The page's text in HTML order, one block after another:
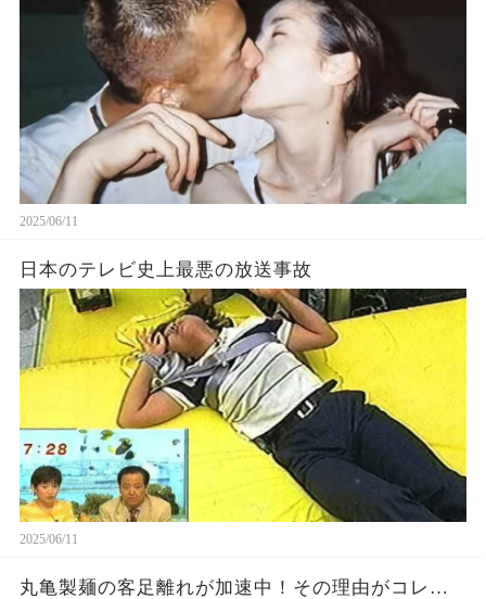
2025/06/11
日本のテレビ史上最悪の放送事故
2025/06/11
丸亀製麺の客足離れが加速中！その理由がコレ…